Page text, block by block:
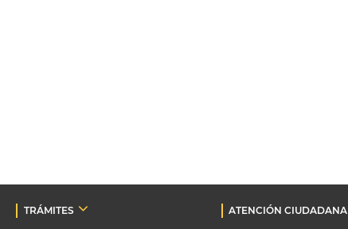
TRÁMITES
ATENCIÓN CIUDADANA